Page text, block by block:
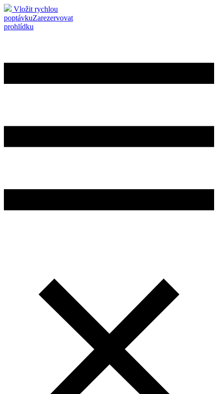
Vložit rychlou
poptávkuZarezervovat
prohlídku